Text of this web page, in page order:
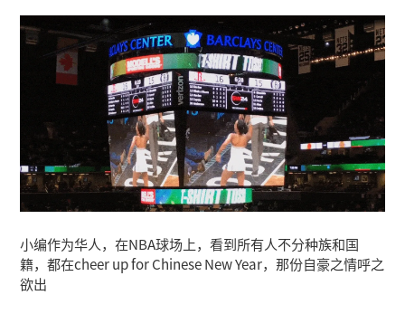
小编作为华人，在NBA球场上，看到所有人不分种族和国
籍，都在cheer up for Chinese New Year，那份自豪之情呼之
欲出